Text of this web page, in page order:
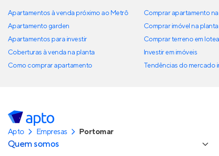
Apartamentos à venda próximo ao Metrô
Apartamento garden
Apartamentos para investir
Coberturas à venda na planta
Como comprar apartamento
Comprar apartamento
Comprar imóvel na planta
Comprar terreno em
Investir em imóveis
Tendências do mercado
Apto Empresas Portomar
Quem somos